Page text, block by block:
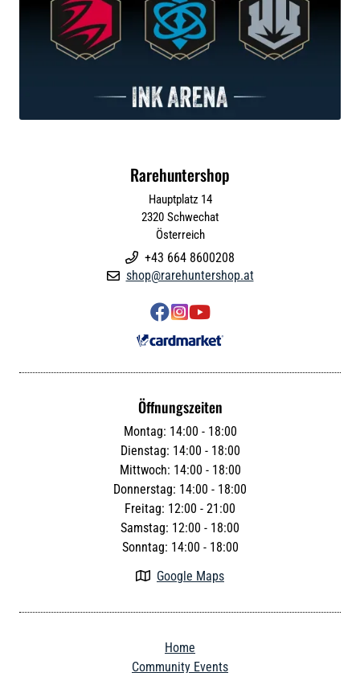
Rarehuntershop
Hauptplatz 14
2320 Schwechat
Österreich
 +43 664 8600208
 shop@rarehuntershop.at

Öffnungszeiten
Montag: 14:00 - 18:00
Dienstag: 14:00 - 18:00
Mittwoch: 14:00 - 18:00
Donnerstag: 14:00 - 18:00
Freitag: 12:00 - 21:00
Samstag: 12:00 - 18:00
Sonntag: 14:00 - 18:00
 Google Maps
Home
Community Events